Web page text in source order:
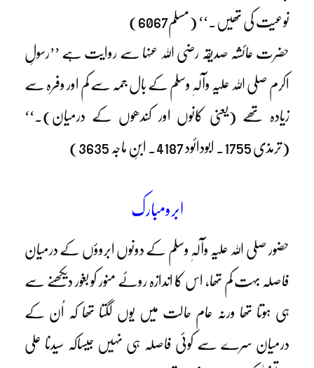
نوعیت کی تھیں۔‘‘ (مسلم6067)
حضرت عائشہ صدیقہ رضی اللہ عنہا سے روایت ہے ’’رسولِ
اکرم صلی اللہ علیہ وآلہٖ وسلم کے بال جمہ سے کم اور وفرہ سے
زیادہ تھے (یعنی کانوں اور کندھوں کے درمیان)۔‘‘
(ترمذی 1755۔ ابودائود 4187۔ ابنِ ماجہ 3635)
ابرومبارک
حضور صلی اللہ علیہ وآلہٖ وسلم کے دونوں ابروؤں کے درمیان
فاصلہ بہت کم تھا، اس کا اندازہ روئے منور کو بغور دیکھنے سے
ہی ہوتا تھا ورنہ عام حالت میں یوں لگتا تھا کہ اُن کے
درمیان سرے سے کوئی فاصلہ ہی نہیں جیساکہ سیدنا علی